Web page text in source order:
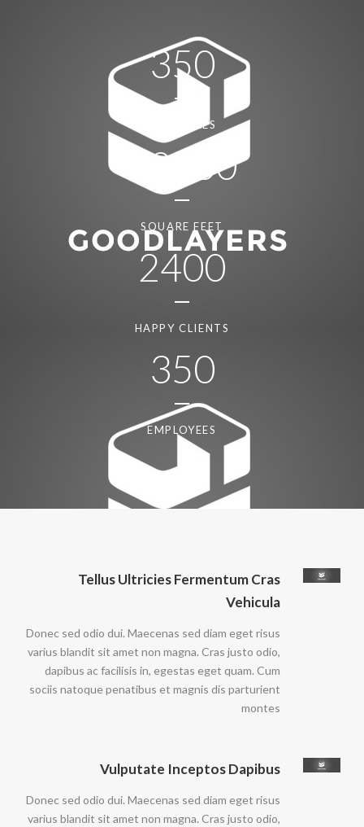
350
EMPLOYEES
12000
SQUARE FEET
2400
HAPPY CLIENTS
350
EMPLOYEES
Tellus Ultricies Fermentum Cras
Vehicula
Donec sed odio dui. Maecenas sed diam eget risus
varius blandit sit amet non magna. Cras justo odio,
dapibus ac facilisis in, egestas eget quam. Cum
sociis natoque penatibus et magnis dis parturient
montes
Vulputate Inceptos Dapibus
Donec sed odio dui. Maecenas sed diam eget risus
varius blandit sit amet non magna. Cras justo odio,